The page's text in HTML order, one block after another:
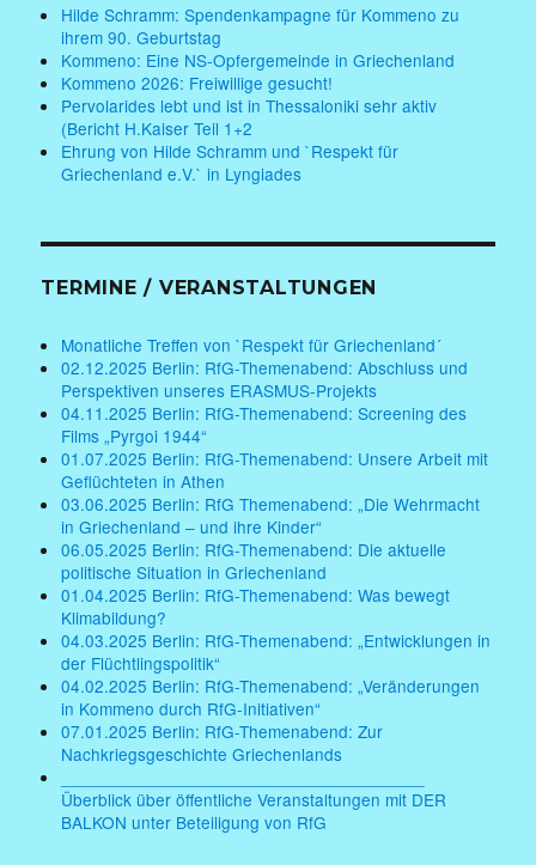
Hilde Schramm: Spendenkampagne für Kommeno zu
ihrem 90. Geburtstag
Kommeno: Eine NS-Opfergemeinde in Griechenland
Kommeno 2026: Freiwillige gesucht!
Pervolarides lebt und ist in Thessaloniki sehr aktiv
(Bericht H.Kaiser Teil 1+2
Ehrung von Hilde Schramm und `Respekt für
Griechenland e.V.` in Lyngiades
TERMINE / VERANSTALTUNGEN
Monatliche Treffen von `Respekt für Griechenland´
02.12.2025 Berlin: RfG-Themenabend: Abschluss und
Perspektiven unseres ERASMUS-Projekts
04.11.2025 Berlin: RfG-Themenabend: Screening des
Films „Pyrgoi 1944“
01.07.2025 Berlin: RfG-Themenabend: Unsere Arbeit mit
Geflüchteten in Athen
03.06.2025 Berlin: RfG Themenabend: „Die Wehrmacht
in Griechenland – und ihre Kinder“
06.05.2025 Berlin: RfG-Themenabend: Die aktuelle
politische Situation in Griechenland
01.04.2025 Berlin: RfG-Themenabend: Was bewegt
Klimabildung?
04.03.2025 Berlin: RfG-Themenabend: „Entwicklungen in
der Flüchtlingspolitik“
04.02.2025 Berlin: RfG-Themenabend: „Veränderungen
in Kommeno durch RfG-Initiativen“
07.01.2025 Berlin: RfG-Themenabend: Zur
Nachkriegsgeschichte Griechenlands
Überblick über öffentliche Veranstaltungen mit DER
BALKON unter Beteiligung von RfG